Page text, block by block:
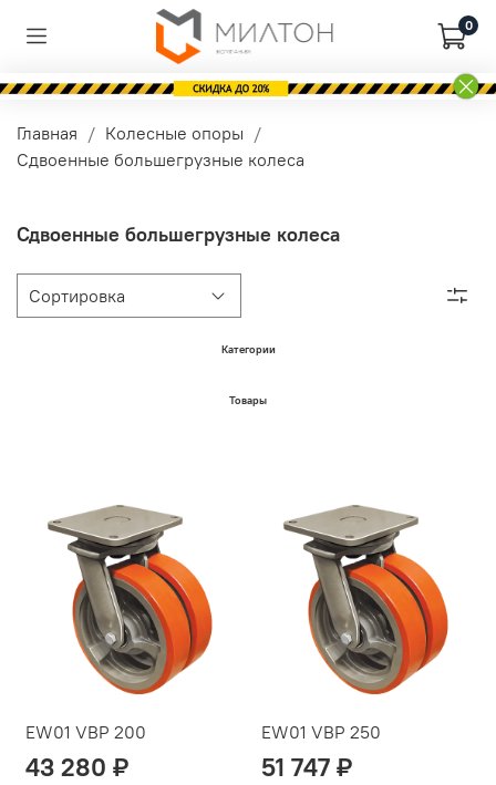
0
Главная
Колесные опоры
Сдвоенные большегрузные колеса
Сдвоенные большегрузные колеса
Категории
Товары
EW01 VBP 200
43 280 ₽
EW01 VBP 250
51 747 ₽